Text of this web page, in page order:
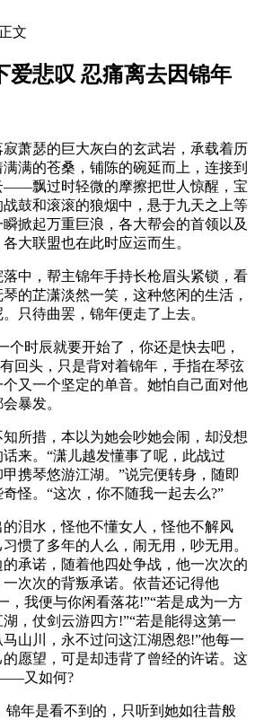
正文
爱悲叹 忍痛离去因锦年
瑟的巨大灰白的玄武岩，承载着历
满的苍桑，铺陈的碗延而上，连接到
——飘过时轻微的摩擦把世人惊醒，宝
鼓和滚滚的狼烟中，悬于九天之上等
掀起万重巨浪，各大帮会的首领以及
大联盟也在此时应运而生。
，帮主锦年手持长枪眉头紧锁，看
的芷潇淡然一笑，这种悠闲的生活，
只待曲罢，锦年便走了上去。
时辰就要开始了，你还是快去吧，
回头，只是背对着锦年，手指在琴弦
个又一个坚定的单音。她怕自己面对他
暴发。
措，本以为她会吵她会闹，却没想
来。“潇儿越发懂事了呢，此战过
携琴悠游江湖。”说完便转身，随即
怪。“这次，你不随我一起去么?”
水，怪他不懂女人，怪他不解风
惯了多年的人么，闹无用，吵无用。
承诺，随着他四处争战，他一次次的
次次的背叛承诺。依昔还记得他
，我便与你闲看落花!”“若是成为一方
，仗剑云游四方!”“若是能得这第一
山川，永不过问这江湖恩怨!”他每一
愿望，可是却违背了曾经的许诺。这
又如何?
年是看不到的，只听到她如往昔般